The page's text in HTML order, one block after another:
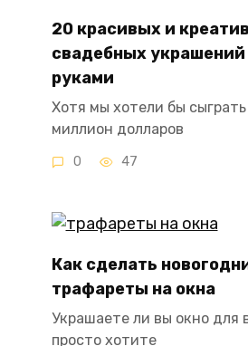
20 красивых и
свадебных
руками
Хотя мы хотели бы
миллион долларов
0 47
Как сделать
трафареты на окна
Украшаете ли вы окно для
просто хотите